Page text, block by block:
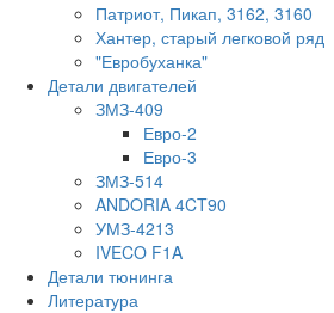
Патриот, Пикап, 3162, 3160
Хантер, старый легковой ряд
"Евробуханка"
Детали двигателей
ЗМЗ-409
Евро-2
Евро-3
ЗМЗ-514
ANDORIA 4CT90
УМЗ-4213
IVECO F1A
Детали тюнинга
Литература